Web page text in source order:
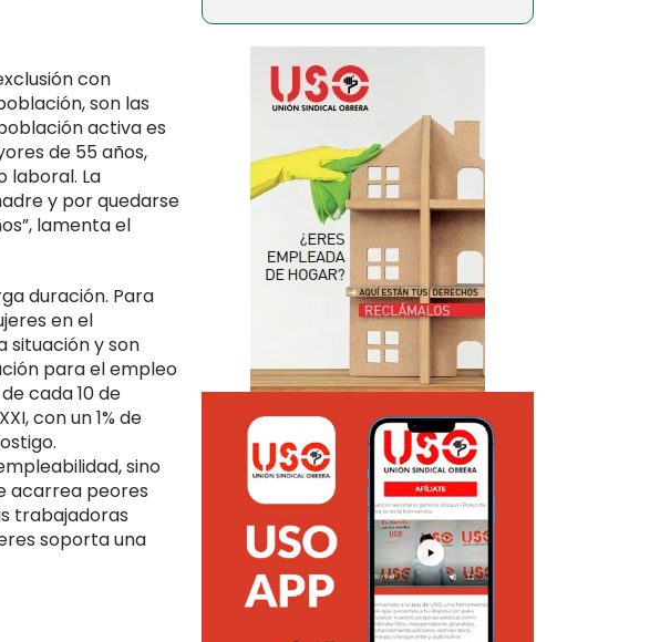
con
son las
activa es
de 55 años,
laboral. La
y por quedarse
lamenta el
duración. Para
en el
situación y son
para el empleo
cada 10 de
con un 1% de
sino
acarrea peores
trabajadoras
soporta una